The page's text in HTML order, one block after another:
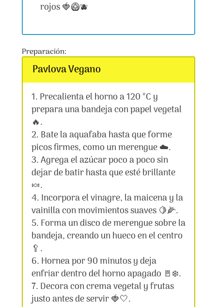
rojos 🍓🥝🫐
Preparación:
Pavlova Vegano
Precalienta el horno a 120 °C y
prepara una bandeja con papel vegetal
🔥.
Bate la aquafaba hasta que forme
picos firmes, como un merengue ☁️.
Agrega el azúcar poco a poco sin
dejar de batir hasta que esté brillante
🍬.
Incorpora el vinagre, la maicena y la
vainilla con movimientos suaves 🍋🌽.
Forma un disco de merengue sobre la
bandeja, creando un hueco en el centro
🥄.
Hornea por 90 minutos y deja
enfriar dentro del horno apagado 🚪❄️.
Decora con crema vegetal y frutas
justo antes de servir 🍓🤍.